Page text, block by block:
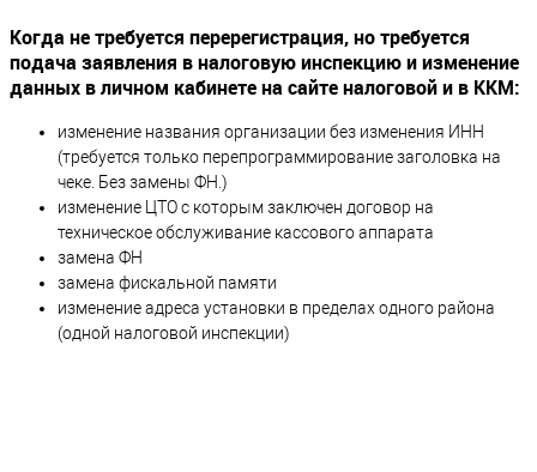
Когда не требуется перерегистрация, но требуется
подача заявления в налоговую инспекцию и изменение
данных в личном кабинете на сайте налоговой и в ККМ:
изменение названия организации без изменения ИНН
(требуется только перепрограммирование заголовка на
чеке. Без замены ФН.)
изменение ЦТО с которым заключен договор на
техническое обслуживание кассового аппарата
замена ФН
замена фискальной памяти
изменение адреса установки в пределах одного района
(одной налоговой инспекции)